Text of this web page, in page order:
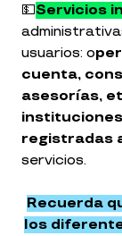
💵Servicios
usuarios: o
cuenta,
asesorías,
registradas
servicios.
Recuerda
los